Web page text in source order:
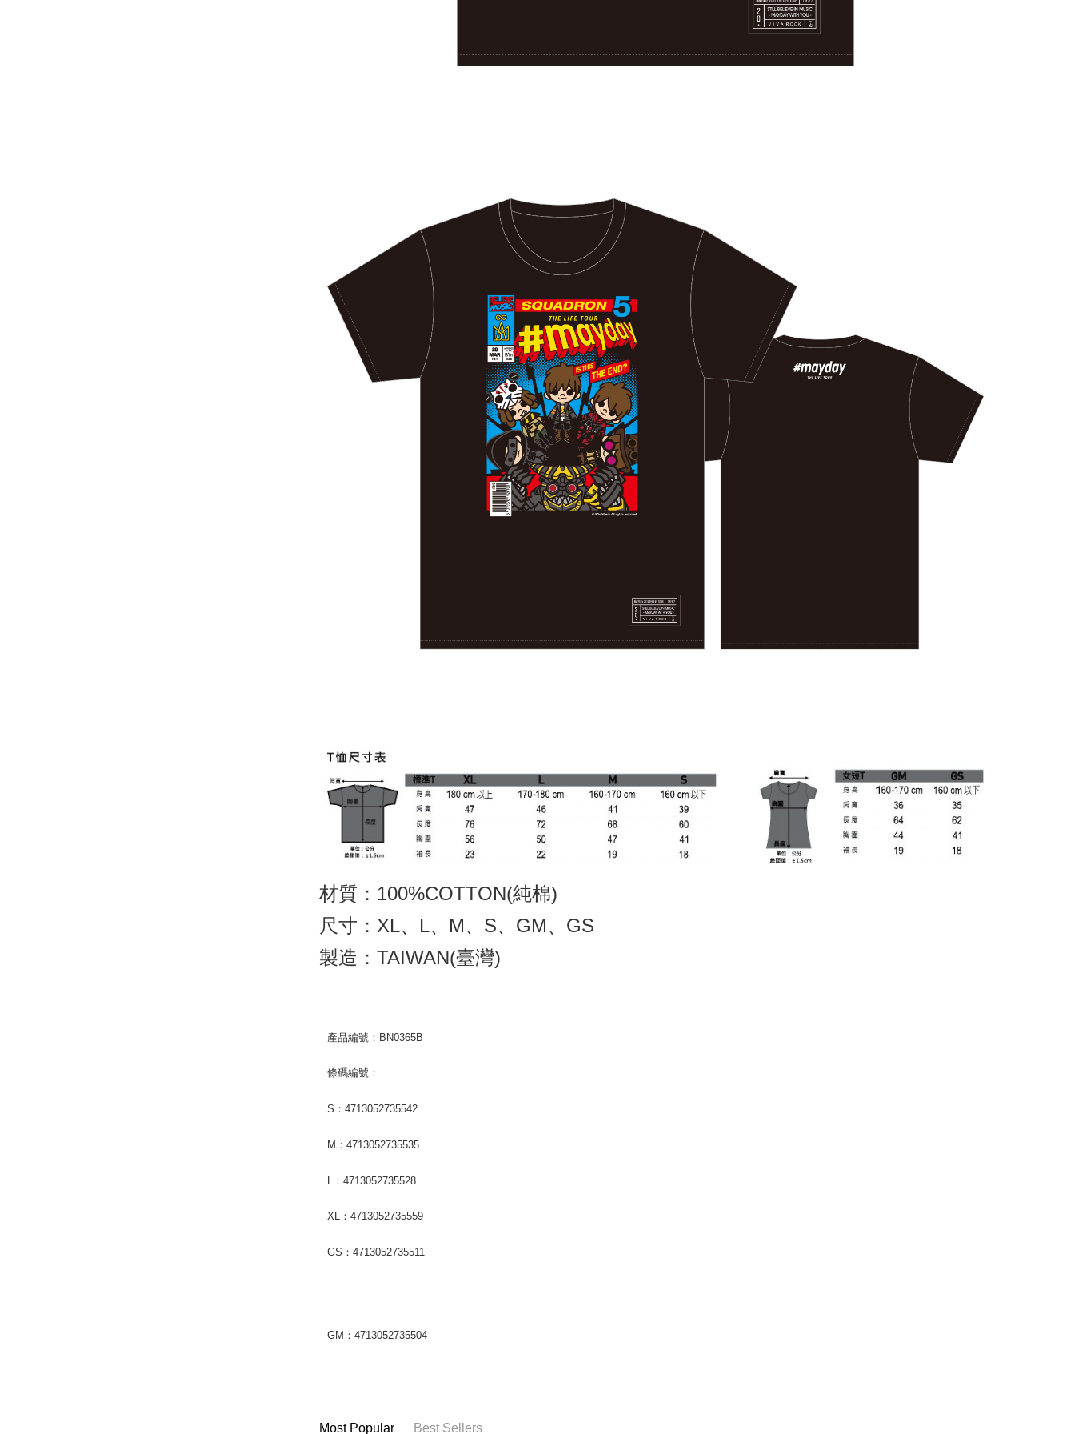
材質：100%COTTON(純棉)
尺寸：XL、L、M、S、GM、GS
製造：TAIWAN(臺灣)
產品編號：BN0365B
條碼編號：
S：4713052735542
M：4713052735535
L：4713052735528
XL：4713052735559
GS：4713052735511
GM：4713052735504
Most Popular Best Sellers